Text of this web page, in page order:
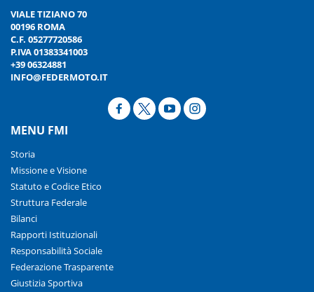
VIALE TIZIANO 70
00196 ROMA
C.F. 05277720586
P.IVA 01383341003
+39 06324881
INFO@FEDERMOTO.IT
MENU FMI
Storia
Missione e Visione
Statuto e Codice Etico
Struttura Federale
Bilanci
Rapporti Istituzionali
Responsabilità Sociale
Federazione Trasparente
Giustizia Sportiva